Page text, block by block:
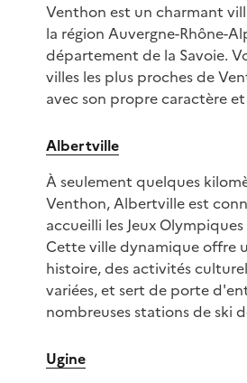
Venthon est un charmant
la région Auvergne-Rhône-
département de la Savoie.
villes les plus proches de
avec son propre caractère
Albertville
À seulement quelques
Venthon, Albertville est
accueilli les Jeux
Cette ville dynamique offre
histoire, des activités
variées, et sert de porte
nombreuses stations de ski
Ugine